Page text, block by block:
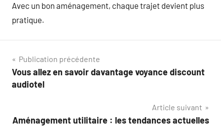
Avec un bon aménagement, chaque trajet devient plus
pratique.
Navigation
de
Publication précédente
Vous allez en savoir davantage voyance discount
audiotel
Article suivant
Aménagement utilitaire : les tendances actuelles